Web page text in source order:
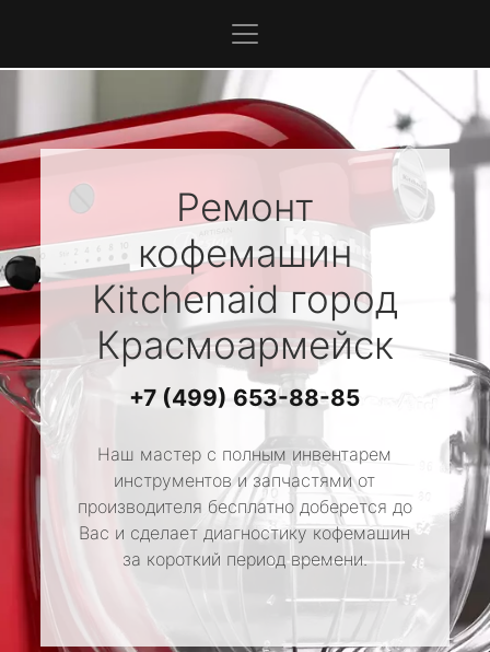
Ремонт
кофемашин
Kitchenaidгород
Красмоармейск
+7 (499) 653-88-85
Наш мастер с полным инвентарем
инструментов и запчастями от
производителя бесплатно доберется до
Вас и сделает диагностику кофемашин
за короткий период времени.